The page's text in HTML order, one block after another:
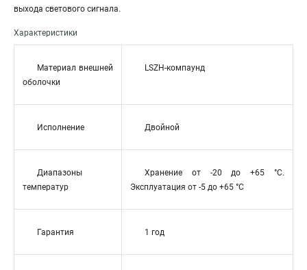
выхода светового сигнала.
Характеристики
Материал внешней
оболочки
LSZH-компаунд
Исполнение Двойной
Диапазоны
температур
Хранение от -20 до +65 °C.
Эксплуатация от -5 до +65 °C
Гарантия 1 год